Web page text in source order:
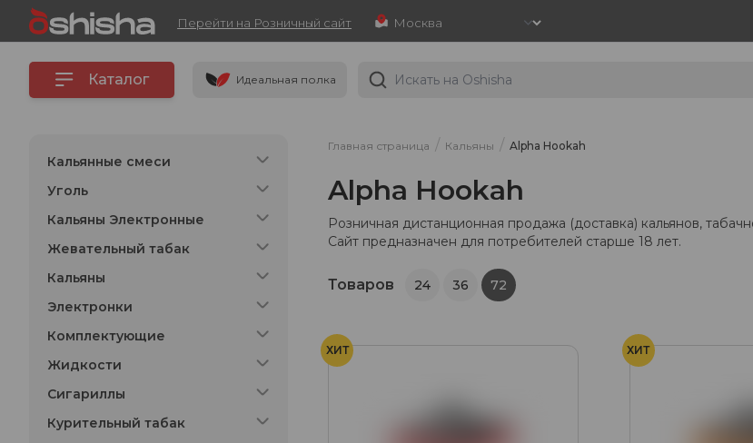
Перейти на Розничный сайт
Каталог Идеальная полка
Кальянные смеси
Уголь
Кальяны Электронные
Жевательный табак
Кальяны
Электронки
Комплектующие
Жидкости
Сигариллы
Курительный табак
Главная страница / Кальяны / Alpha Hookah
Alpha Hookah
Розничная дистанционная продажа (доставка) кальянов,
Сайт предназначен для потребителей старше 18 лет.
Товаров 24 36 72
ХИТ ХИТ